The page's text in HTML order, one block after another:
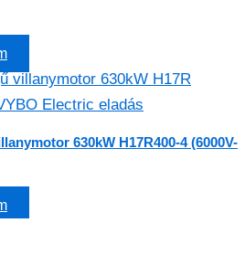
630kW H17R400-4 (6000V-